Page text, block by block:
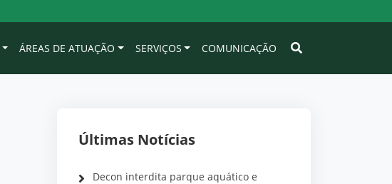
ÁREAS DE ATUAÇÃO SERVIÇOS COMUNICAÇÃO
Últimas Notícias
Decon interdita parque aquático e